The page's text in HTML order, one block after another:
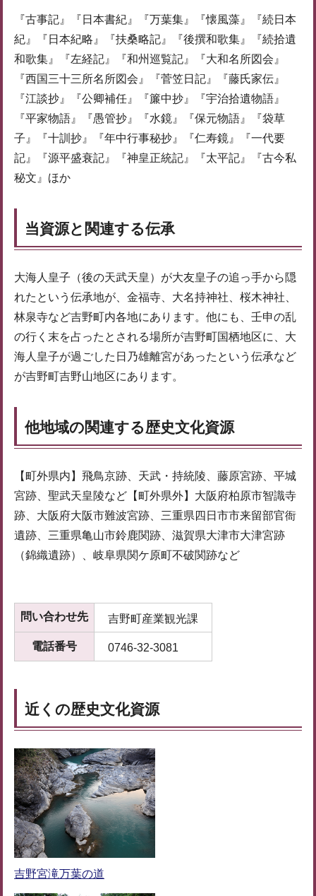
『古事記』『日本書紀』『万葉集』『懐風藻』『続日本
紀』『日本紀略』『扶桑略記』『後撰和歌集』『続拾遺
和歌集』『左経記』『和州巡覧記』『大和名所図会』
『西国三十三所名所図会』『菅笠日記』『藤氏家伝』
『江談抄』『公卿補任』『簾中抄』『宇治拾遺物語』
『平家物語』『愚管抄』『水鏡』『保元物語』『袋草
子』『十訓抄』『年中行事秘抄』『仁寿鏡』『一代要
記』『源平盛衰記』『神皇正統記』『太平記』『古今私
秘文』ほか
当資源と関連する伝承
大海人皇子（後の天武天皇）が大友皇子の追っ手から隠
れたという伝承地が、金福寺、大名持神社、桜木神社、
林泉寺など吉野町内各地にあります。他にも、壬申の乱
の行く末を占ったとされる場所が吉野町国栖地区に、大
海人皇子が過ごした日乃雄離宮があったという伝承など
が吉野町吉野山地区にあります。
他地域の関連する歴史文化資源
【町外県内】飛鳥京跡、天武・持統陵、藤原宮跡、平城
宮跡、聖武天皇陵など【町外県外】大阪府柏原市智識寺
跡、大阪府大阪市難波宮跡、三重県四日市市来留部官衙
遺跡、三重県亀山市鈴鹿関跡、滋賀県大津市大津宮跡
（錦織遺跡）、岐阜県関ケ原町不破関跡など
問い合わせ先 吉野町産業観光課
電話番号 0746-32-3081
近くの歴史文化資源
吉野宮滝万葉の道